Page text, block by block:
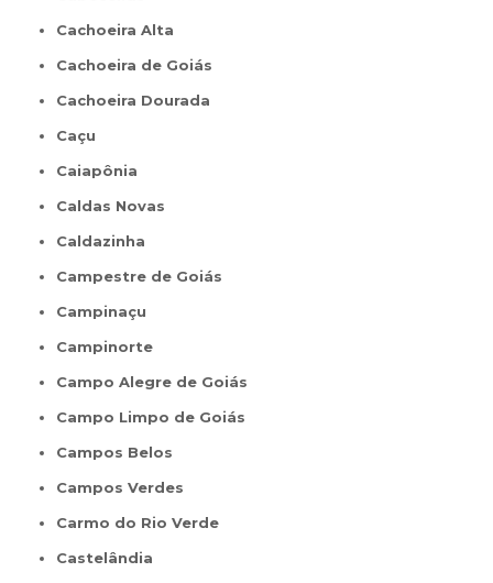
Cachoeira Alta
Cachoeira de Goiás
Cachoeira Dourada
Caçu
Caiapônia
Caldas Novas
Caldazinha
Campestre de Goiás
Campinaçu
Campinorte
Campo Alegre de Goiás
Campo Limpo de Goiás
Campos Belos
Campos Verdes
Carmo do Rio Verde
Castelândia